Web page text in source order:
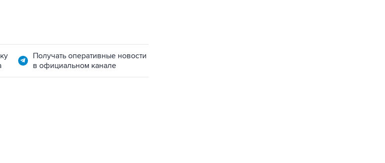
Получать оперативные новости
в официальном канале